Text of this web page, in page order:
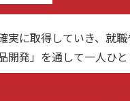
実に取得していき、就
開発」を通して一人ひ